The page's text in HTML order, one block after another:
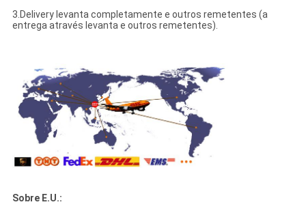
3.Delivery levanta completamente e outros remetentes (a
entrega através levanta e outros remetentes).
Sobre E.U.: